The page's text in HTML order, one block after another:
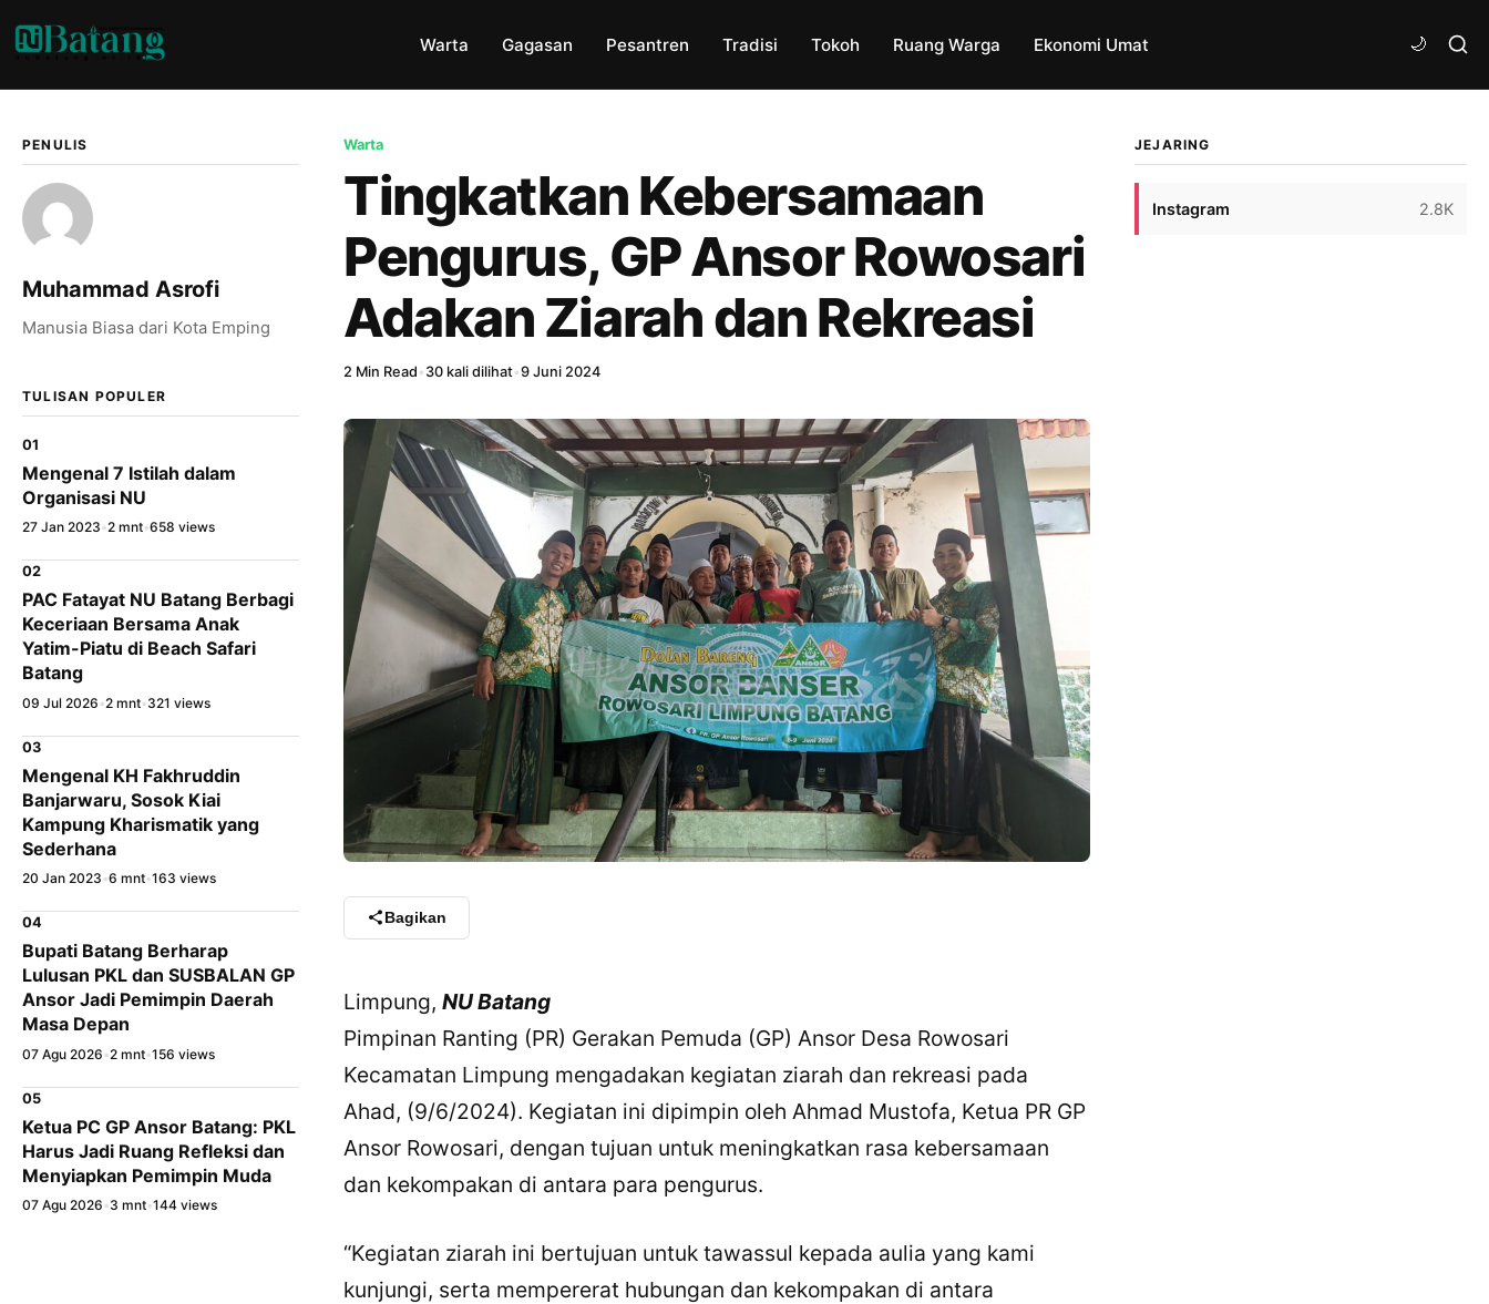
Warta Gagasan Pesantren Tradisi Tokoh Ruang Warga Ekonomi Umat
PENULIS
Muhammad Asrofi
Manusia Biasa dari Kota Emping
TULISAN POPULER
01
Mengenal 7 Istilah dalam
Organisasi NU
27 Jan 2023 •2 mnt•658 views
02
PAC Fatayat NU Batang Berbagi
Keceriaan Bersama Anak
Yatim-Piatu di Beach Safari
Batang
09 Jul 2026 •2 mnt•321 views
03
Mengenal KH Fakhruddin
Banjarwaru, Sosok Kiai
Kampung Kharismatik yang
Sederhana
20 Jan 2023 •6 mnt•163 views
04
Bupati Batang Berharap
Lulusan PKL dan SUSBALAN GP
Ansor Jadi Pemimpin Daerah
Masa Depan
07 Agu 2026 •2 mnt•156 views
05
Ketua PC GP Ansor Batang: PKL
Harus Jadi Ruang Refleksi dan
Menyiapkan Pemimpin Muda
07 Agu 2026 •3 mnt•144 views
Warta
Tingkatkan Kebersamaan
Pengurus, GP Ansor Rowosari
Adakan Ziarah dan Rekreasi
2 Min Read • 30 kali dilihat•9 Juni 2024
Bagikan
Limpung, NU Batang
Pimpinan Ranting (PR) Gerakan Pemuda (GP) Ansor Desa Rowosari
Kecamatan Limpung mengadakan kegiatan ziarah dan rekreasi pada
Ahad, (9/6/2024). Kegiatan ini dipimpin oleh Ahmad Mustofa, Ketua PR GP
Ansor Rowosari, dengan tujuan untuk meningkatkan rasa kebersamaan
dan kekompakan di antara para pengurus.
“Kegiatan ziarah ini bertujuan untuk tawassul kepada aulia yang kami
kunjungi, serta mempererat hubungan dan kekompakan di antara
JEJARING
Instagram 2.8K